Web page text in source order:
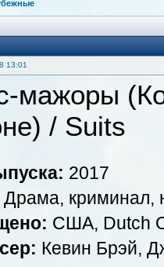
13:01
мажоры
/ Suits
2017
Драма, криминал,
США, Dutch
Кевин Брэй,